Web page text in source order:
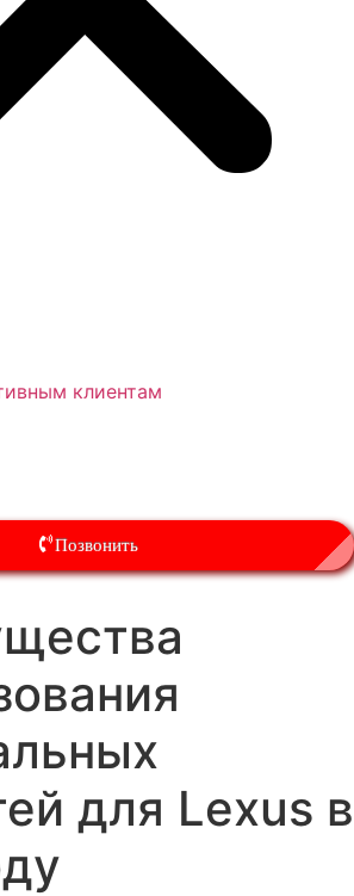
клиентам
Позвонить
для Lexus в